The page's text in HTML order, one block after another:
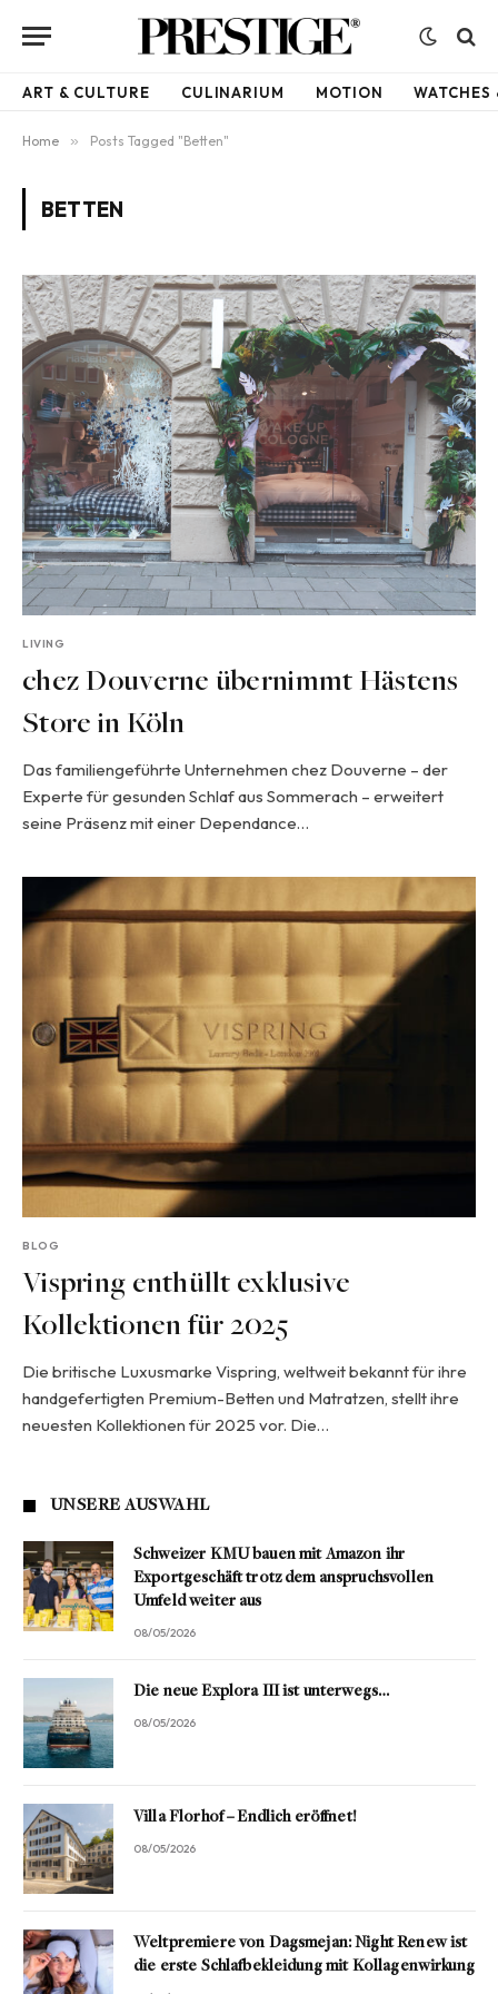
ART & CULTURE CULINARIUM MOTION WATCHES
Home » Posts Tagged "Betten"
BETTEN
LIVING
chez Douverne übernimmt Hästens
Store in Köln
Das familiengeführte Unternehmen chez Douverne – der
Experte für gesunden Schlaf aus Sommerach – erweitert
seine Präsenz mit einer Dependance…
BLOG
Vispring enthüllt exklusive
Kollektionen für 2025
Die britische Luxusmarke Vispring, weltweit bekannt für ihre
handgefertigten Premium-Betten und Matratzen, stellt ihre
neuesten Kollektionen für 2025 vor. Die…
UNSERE AUSWAHL
Schweizer KMU bauen mit Amazon ihr
Exportgeschäft trotz dem anspruchsvollen
Umfeld weiter aus
08/05/2026
Die neue Explora III ist unterwegs…
08/05/2026
Villa Florhof – Endlich eröffnet!
08/05/2026
Weltpremiere von Dagsmejan: Night Renew ist
die erste Schlafbekleidung mit Kollagenwirkung